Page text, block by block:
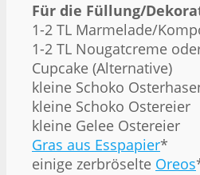
Für die Füllung/
1-2 TL Marmelade/
1-2 TL Nougatcreme
Cupcake (Alternative)
kleine Schoko
kleine Schoko Ostereier
kleine Gelee Ostereier
Gras aus Esspapier*
einige zerbröselte Oreos